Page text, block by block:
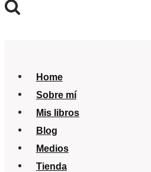
Home
Sobre mí
Mis libros
Blog
Medios
Tienda